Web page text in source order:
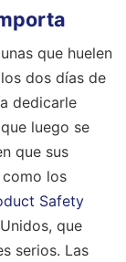
que huelen
dos días de
dedicarle
luego se
que sus
los
Safety
que
serios. Las